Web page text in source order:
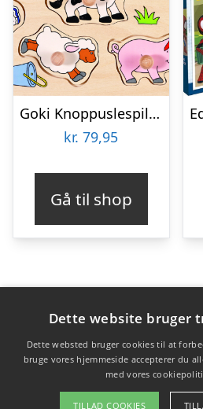
Goki Knoppuslespil – Bondegård – Træ – 9 Brikker
kr. 79,95
Gå til shop
Varekategorier
Produkter
Copyright 2026 -
Dette website bruger
Dette websted bruger cookies til at
bruge vores hjemmeside accepterer du
med vores
TILLAD COOKIES